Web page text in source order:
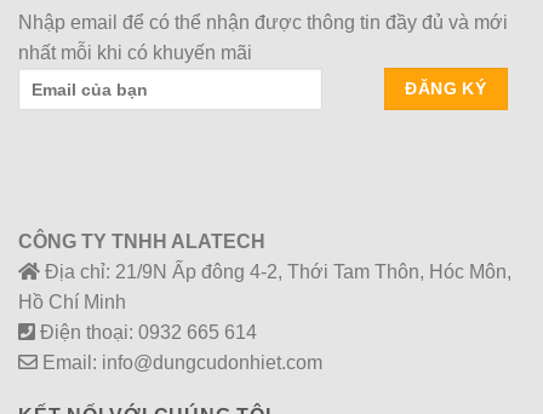
Nhập email để có thể nhận được thông tin đầy đủ và mới
nhất mỗi khi có khuyến mãi
CÔNG TY TNHH ALATECH
Địa chỉ: 21/9N Ấp đông 4-2, Thới Tam Thôn, Hóc Môn,
Hồ Chí Minh
Điện thoại: 0932 665 614
Email: info@dungcudonhiet.com